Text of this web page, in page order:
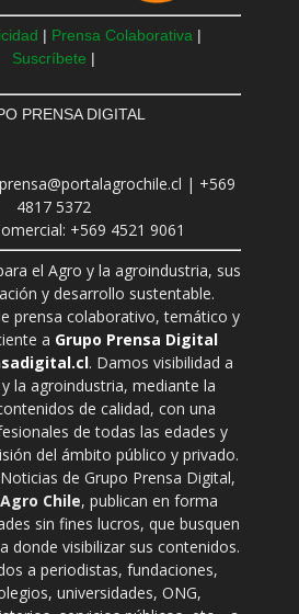
| Prensa Colaborativa |
Suscríbete |
PRENSA DIGITAL
| +569
4817 5372
+569 4521 9061
el Agro y la agroindustria, sus
y desarrollo sustentable.
prensa colaborativo, temático y
a Grupo Prensa Digital
. Damos visibilidad a
la agroindustria, mediante la
de calidad, con una
de todas las edades y
del ámbito público y privado.
de Grupo Prensa Digital,
Chile, publican en forma
sin fines lucros, que busquen
donde visibilizar sus contenidos.
a periodistas, fundaciones,
universidades, ONG,